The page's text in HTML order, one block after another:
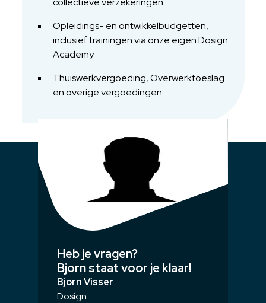
Opleidings- en ontwikkelbudgetten,
inclusief trainingen via onze eigen Dosign
Academy
Thuiswerkvergoeding, Overwerktoeslag
en overige vergoedingen.
Heb je vragen?
Bjorn staat voor je klaar!
Bjorn Visser
Dosign